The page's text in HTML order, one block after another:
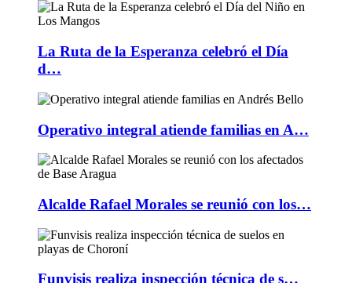
La Ruta de la Esperanza celebró el Día
d…
Operativo integral atiende familias en A…
Alcalde Rafael Morales se reunió con los…
Funvisis realiza inspección técnica de s…